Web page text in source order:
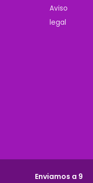
Aviso
legal
Enviamos a 9